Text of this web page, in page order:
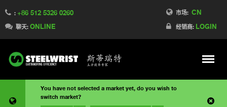
市场: CN
经销商: LOGIN
: +86 512 5326 0260
聊天: ONLINE
Meny
You have not selected a market yet, do you wish to
switch market?